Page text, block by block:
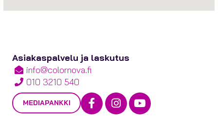
Asiakaspalvelu ja laskutus
info@colornova.fi
010 3210 540
MEDIAPANKKI Facebook
Instagram
Youtube